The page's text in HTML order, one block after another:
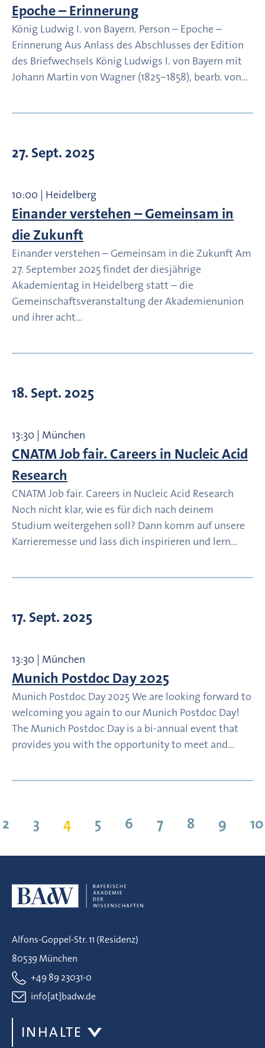
Epoche – Erinnerung
König Ludwig I. von Bayern. Person – Epoche –
Erinnerung Aus Anlass des Abschlusses der Edition
des Briefwechsels König Ludwigs I. von Bayern mit
Johann Martin von Wagner (1825−1858), bearb. von…
27. Sept. 2025
10:00 | Heidelberg
Einander verstehen – Gemeinsam in
die Zukunft
Einander verstehen – Gemeinsam in die Zukunft Am
27. September 2025 findet der diesjährige
Akademientag in Heidelberg statt – die
Gemeinschaftsveranstaltung der Akademienunion
und ihrer acht…
18. Sept. 2025
13:30 | München
CNATM Job fair. Careers in Nucleic Acid
Research
CNATM Job fair. Careers in Nucleic Acid Research
Noch nicht klar, wie es für dich nach deinem
Studium weitergehen soll? Dann komm auf unsere
Karrieremesse und lass dich inspirieren und lern…
17. Sept. 2025
13:30 | München
Munich Postdoc Day 2025
Munich Postdoc Day 2025 We are looking forward to
welcoming you again to our Munich Postdoc Day!
The Munich Postdoc Day is a bi-annual event that
provides you with the opportunity to meet and…
Suchergebnisse 31 bis 40 von 959
2 3 4 5 6 7 8 9 10
Alfons-Goppel-Str. 11 (Residenz)
80539 München
+49 89 23031-0
info[at]badw.de
INHALTE